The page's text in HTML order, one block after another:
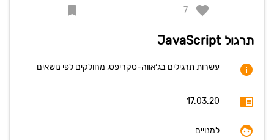
7
תרגול JavaScript
עשרות תרגילים בג׳אווה-סקריפט, מחולקים לפי נושאים
17.03.20
למנויים